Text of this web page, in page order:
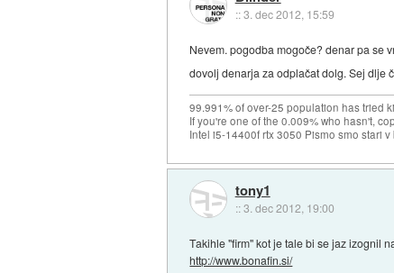
::3. dec 2012, 15:59
Nevem. pogodba mogoče? denar pa se
dovolj denarja za odplačat dolg. Sej dlje
99.991% of over-25 population has tried
If you're one of the 0.009% who hasn't,
Intel i5-14400f rtx 3050 Pismo smo stari
tony1
::3. dec 2012, 19:00
Takihle "firm" kot je tale bi se jaz izognil
http://www.bonafin.si/